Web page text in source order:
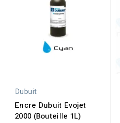
Dubuit
Encre Dubuit Evojet
2000 (Bouteille 1L)